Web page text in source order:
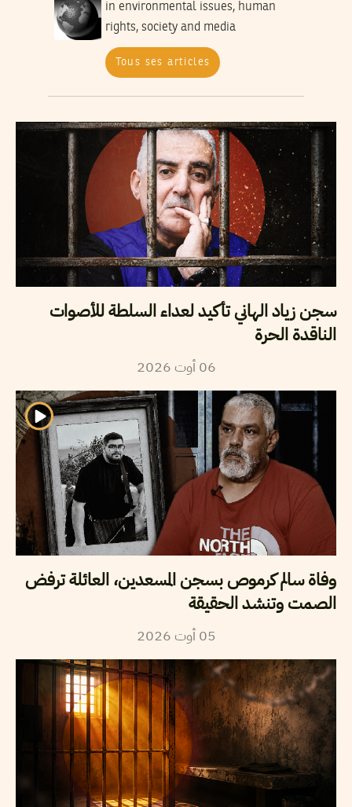
in environmental issues, human
rights, society and media
Tous ses articles
سجن زياد الهاني تأكيد لعداء السلطة للأصوات
الناقدة الحرة
06 أوت2026
وفاة سالم كرموص بسجن المسعدين، العائلة ترفض
الصمت وتنشد الحقيقة
05 أوت2026